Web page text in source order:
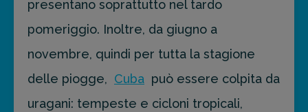
presentano soprattutto nel tardo
pomeriggio. Inoltre, da giugno a
novembre, quindi per tutta la stagione
delle piogge, Cuba può essere colpita da
uragani: tempeste e cicloni tropicali,